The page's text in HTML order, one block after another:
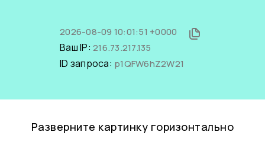
2026-08-09 10:01:51 +0000
Ваш IP: 216.73.217.135
ID запроса: p1QFW6hZ2W21
Разверните картинку горизонтально